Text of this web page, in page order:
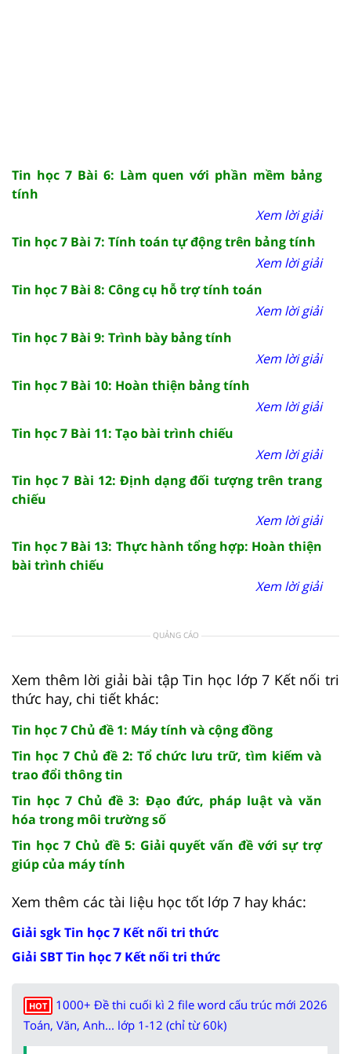
Tin học 7 Bài 6: Làm quen với phần mềm bảng
tính
Xem lời giải
Tin học 7 Bài 7: Tính toán tự động trên bảng tính
Xem lời giải
Tin học 7 Bài 8: Công cụ hỗ trợ tính toán
Xem lời giải
Tin học 7 Bài 9: Trình bày bảng tính
Xem lời giải
Tin học 7 Bài 10: Hoàn thiện bảng tính
Xem lời giải
Tin học 7 Bài 11: Tạo bài trình chiếu
Xem lời giải
Tin học 7 Bài 12: Định dạng đối tượng trên trang
chiếu
Xem lời giải
Tin học 7 Bài 13: Thực hành tổng hợp: Hoàn thiện
bài trình chiếu
Xem lời giải
QUẢNG CÁO
Xem thêm lời giải bài tập Tin học lớp 7 Kết nối tri
thức hay, chi tiết khác:
Tin học 7 Chủ đề 1: Máy tính và cộng đồng
Tin học 7 Chủ đề 2: Tổ chức lưu trữ, tìm kiếm và
trao đổi thông tin
Tin học 7 Chủ đề 3: Đạo đức, pháp luật và văn
hóa trong môi trường số
Tin học 7 Chủ đề 5: Giải quyết vấn đề với sự trợ
giúp của máy tính
Xem thêm các tài liệu học tốt lớp 7 hay khác:
Giải sgk Tin học 7 Kết nối tri thức
Giải SBT Tin học 7 Kết nối tri thức
HOT
1000+ Đề thi cuối kì 2 file word cấu trúc mới 2026
Toán, Văn, Anh... lớp 1-12 (chỉ từ 60k)